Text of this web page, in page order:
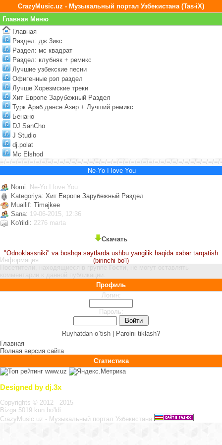
CrazyMusic.uz - Музыкальный портал Узбекистана (Tas-iX)
Главная Меню
Главная
Раздел: дж 3икс
Раздел: мс квадрат
Раздел: клубняк + ремикс
Лучшие узбекские песни
Офигенные рэп раздел
Лучше Хорезмские треки
Хит Европе Зарубежный Раздел
Турк Араб дансе Азер + Лучший ремикс
Бенано
DJ SanCho
J Studio
dj.polat
Mc Elshod
=/=/=/=/=/=/=/=/=/=/=/=/=/=/=/=/=/=/=/=/=/=/=/=/=/=/=/=/=/=/=/=/=/=/=/=/=/
Ne-Yo I love You
Nomi: Ne-Yo I love You
Kategoriya: Хит Европе Зарубежный Раздел
Muallif: Timajkee
Sana: 19-06-2015, 12:36
Ko'rildi: 2276 marta
Скачать
"Odnoklassniki" va boshqa saytlarda ushbu yangilik haqida xabar tarqatish
(birinchi bo'l)
Информация
Профиль
Логин:
Пароль:
Ruyhatdan o`tish |
Parolni tiklash?
Главная
Полная версия сайта
Статистика
Designed by dj.3x
Copyrights © 2012 - 2015
Bizga 5019 kun bo'ldi
CrazyMusic.uz - Музыкальный портал Узбекистана